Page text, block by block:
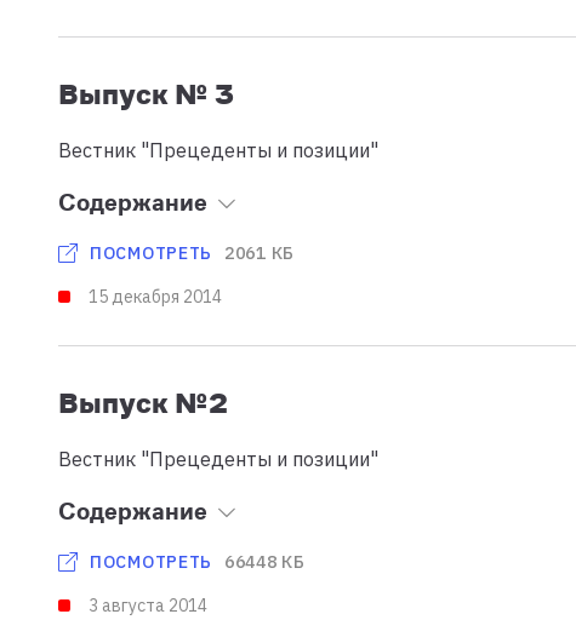
Выпуск № 3
Вестник "Прецеденты и позиции"
Содержание
ПОСМОТРЕТЬ 2061 КБ
15 декабря 2014
Выпуск №2
Вестник "Прецеденты и позиции"
Содержание
ПОСМОТРЕТЬ 66448 КБ
3 августа 2014